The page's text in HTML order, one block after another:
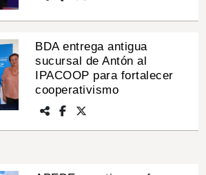
BDA entrega antigua
sucursal de Antón al
IPACOOP para fortalecer
cooperativismo